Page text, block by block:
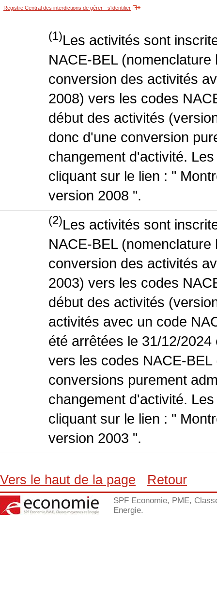
Registre Central des interdictions de gérer - s'identifier
(1)Les activités sont
NACE-BEL
conversion des activités
2008) vers les codes
début des activités
donc d'une conversion
changement d'activité.
cliquant sur le lien : "
version 2008 ".
(2)Les activités sont
NACE-BEL
conversion des activités
2003) vers les codes
début des activités
activités avec un code
été arrêtées le 31/12/
vers les codes NACE-
conversions purement
changement d'activité.
cliquant sur le lien : "
version 2003 ".
Vers le haut de la page Retour
SPF Economie, PME,
Energie.